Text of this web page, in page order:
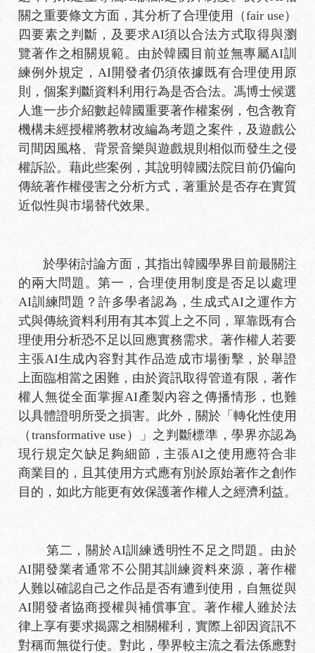
關之重要條文方面，其分析了合理使用（fair use）
四要素之判斷，及要求AI須以合法方式取得與瀏
覽著作之相關規範。由於韓國目前並無專屬AI訓
練例外規定，AI開發者仍須依據既有合理使用原
則，個案判斷資料利用行為是否合法。馮博士候選
人進一步介紹數起韓國重要著作權案例，包含教育
機構未經授權將教材改編為考題之案件，及遊戲公
司間因風格、背景音樂與遊戲規則相似而發生之侵
權訴訟。藉此些案例，其說明韓國法院目前仍偏向
傳統著作權侵害之分析方式，著重於是否存在實質
近似性與市場替代效果。
於學術討論方面，其指出韓國學界目前最關注
的兩大問題。第一，合理使用制度是否足以處理
AI訓練問題？許多學者認為，生成式AI之運作方
式與傳統資料利用有其本質上之不同，單靠既有合
理使用分析恐不足以回應實務需求。著作權人若要
主張AI生成內容對其作品造成市場衝擊，於舉證
上面臨相當之困難，由於資訊取得管道有限，著作
權人無從全面掌握AI產製內容之傳播情形，也難
以具體證明所受之損害。此外，關於「轉化性使用
（transformative use）」之判斷標準，學界亦認為
現行規定欠缺足夠細節，主張AI之使用應符合非
商業目的，且其使用方式應有別於原始著作之創作
目的，如此方能更有效保護著作權人之經濟利益。
第二，關於AI訓練透明性不足之問題。由於
AI開發業者通常不公開其訓練資料來源，著作權
人難以確認自己之作品是否有遭到使用，自無從與
AI開發者協商授權與補償事宜。著作權人雖於法
律上享有要求揭露之相關權利，實際上卻因資訊不
對稱而無從行使。對此，學界較主流之看法係應對